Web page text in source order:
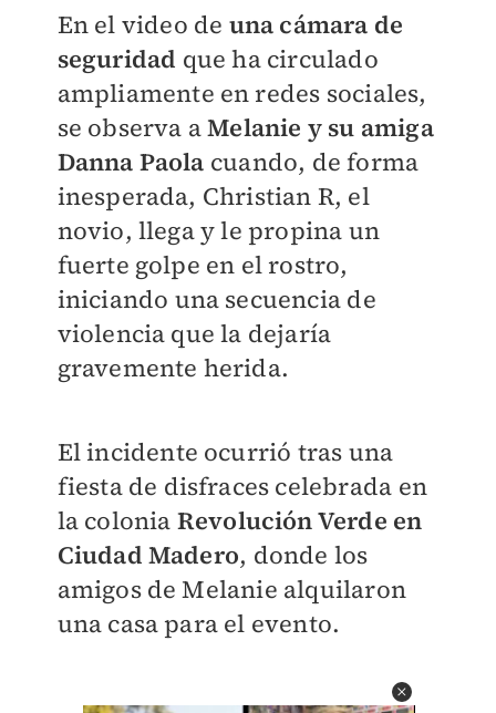
En el video de una cámara de
seguridad que ha circulado
ampliamente en redes sociales,
se observa aMelanie y su amiga
Danna Paola cuando, de forma
inesperada, Christian R, el
novio, llega y le propina un
fuerte golpe en el rostro,
iniciando una secuencia de
violencia que la dejaría
gravemente herida.
El incidente ocurrió tras una
fiesta de disfraces celebrada en
la colonia Revolución Verde en
Ciudad Madero, donde los
amigos de Melanie alquilaron
una casa para el evento.